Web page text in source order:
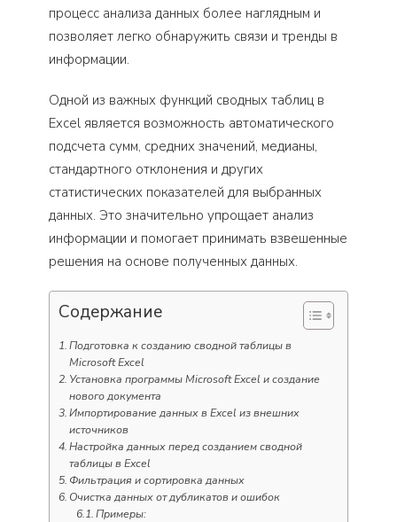
процесс анализа данных более наглядным и
позволяет легко обнаружить связи и тренды в
информации.
Одной из важных функций сводных таблиц в
Excel является возможность автоматического
подсчета сумм, средних значений, медианы,
стандартного отклонения и других
статистических показателей для выбранных
данных. Это значительно упрощает анализ
информации и помогает принимать взвешенные
решения на основе полученных данных.
Содержание
Подготовка к созданию сводной таблицы в
Microsoft Excel
Установка программы Microsoft Excel и создание
нового документа
Импортирование данных в Excel из внешних
источников
Настройка данных перед созданием сводной
таблицы в Excel
Фильтрация и сортировка данных
Очистка данных от дубликатов и ошибок
Примеры: